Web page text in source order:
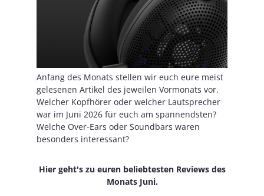
Anfang des Monats stellen wir euch eure meist
gelesenen Artikel des jeweilen Vormonats vor.
Welcher Kopfhörer oder welcher Lautsprecher
war im Juni 2026 für euch am spannendsten?
Welche Over-Ears oder Soundbars waren
besonders interessant?
Hier geht's zu euren beliebtesten Reviews des
Monats Juni.